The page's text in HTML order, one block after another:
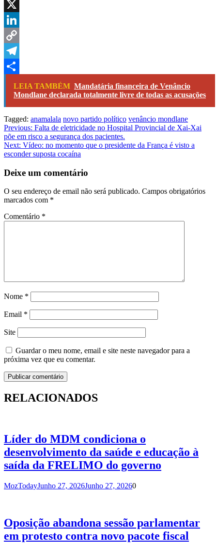
WhatsApp
X
LinkedIn
Copy
Link
Telegram
Share
LEIA TAMBÉM Mandatária financeira de Venâncio
Mondlane declarada totalmente livre de todas as acusações
Tagged: anamalala novo partido político venâncio mondlane
Navegação
de
artigos
Previous: Falta de eletricidade no Hospital Provincial de Xai-Xai
põe em risco a segurança dos pacientes.
Next: Vídeo: no momento que o presidente da França é visto a
esconder suposta cocaína
Deixe um comentário
O seu endereço de email não será publicado. Campos obrigatórios
marcados com *
Comentário *
Nome *
Email *
Site
Guardar o meu nome, email e site neste navegador para a
próxima vez que eu comentar.
RELACIONADOS
Líder do MDM condiciona o
desenvolvimento da saúde e educação à
saída da FRELIMO do governo
MozTodayJunho 27, 2026Junho 27, 20260
Oposição abandona sessão parlamentar
em protesto contra novo pacote fiscal